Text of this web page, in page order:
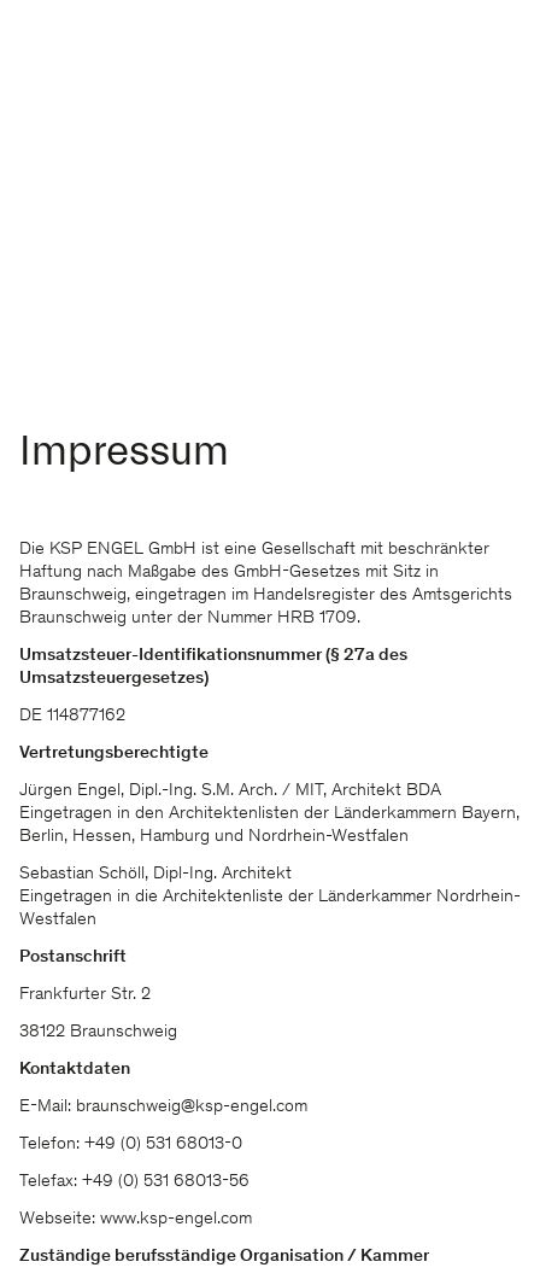
Impressum
Die KSP ENGEL GmbH ist eine Gesellschaft mit beschränkter
Haftung nach Maßgabe des GmbH-Gesetzes mit Sitz in
Braunschweig, eingetragen im Handelsregister des Amtsgerichts
Braunschweig unter der Nummer HRB 1709.
Umsatzsteuer-Identifikationsnummer (§ 27a des
Umsatzsteuergesetzes)
DE 114877162
Vertretungsberechtigte
Jürgen Engel, Dipl.-Ing. S.M. Arch. / MIT, Architekt BDA
Eingetragen in den Architektenlisten der Länderkammern Bayern,
Berlin, Hessen, Hamburg und Nordrhein-Westfalen
Sebastian Schöll, Dipl-Ing. Architekt
Eingetragen in die Architektenliste der Länderkammer Nordrhein-
Westfalen
Postanschrift
Frankfurter Str. 2
38122 Braunschweig
Kontaktdaten
E-Mail: braunschweig@ksp-engel.com
Telefon: +49 (0) 531 68013-0
Telefax: +49 (0) 531 68013-56
Webseite: www.ksp-engel.com
Zuständige berufsständige Organisation / Kammer